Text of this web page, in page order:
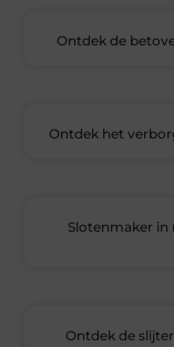
Ontdek de
Ontdek het
Slotenmaker in
Ontdek de